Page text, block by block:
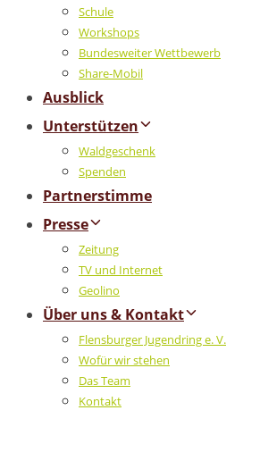
Schule
Workshops
Bundesweiter Wettbewerb
Share-Mobil
Ausblick
Unterstützen
Waldgeschenk
Spenden
Partnerstimme
Presse
Zeitung
TV und Internet
Geolino
Über uns & Kontakt
Flensburger Jugendring e. V.
Wofür wir stehen
Das Team
Kontakt